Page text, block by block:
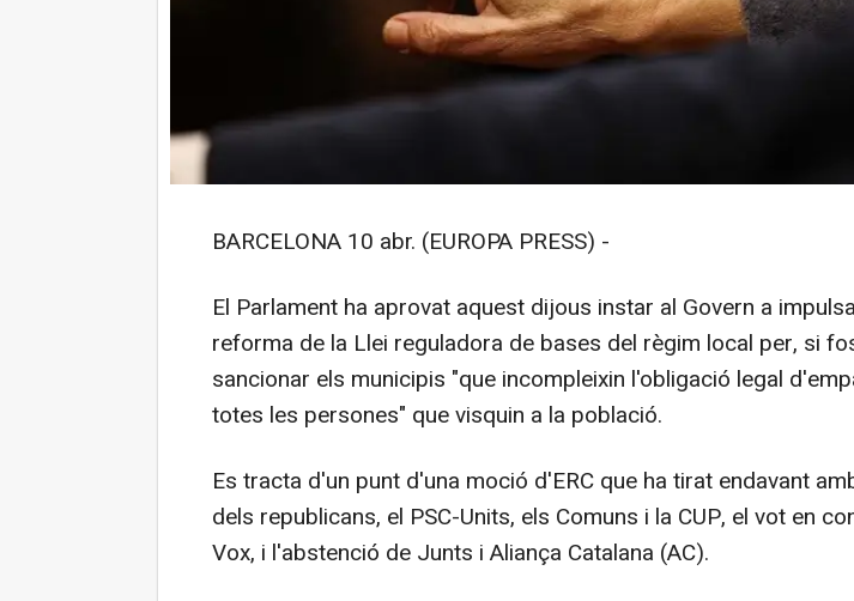
BARCELONA 10 abr. (EUROPA PRESS) -
El Parlament ha aprovat aquest dijous instar al Govern a
reforma de la Llei reguladora de bases del règim local per, si
sancionar els municipis "que incompleixin l'obligació legal
totes les persones" que visquin a la població.
Es tracta d'un punt d'una moció d'ERC que ha tirat endavant
dels republicans, el PSC-Units, els Comuns i la CUP, el vot en
Vox, i l'abstenció de Junts i Aliança Catalana (AC).